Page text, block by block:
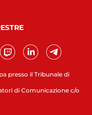
presso il Tribunale di
di Comunicazione c/o